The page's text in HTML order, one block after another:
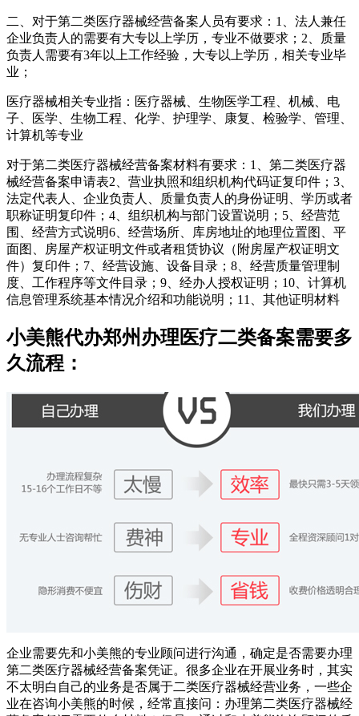
二、对于第二类医疗器械经营备案人员有要求：1、法人兼任
企业负责人的需要有大专以上学历，专业不做要求；2、质量
负责人需要有3年以上工作经验，大专以上学历，相关专业毕
业；
医疗器械相关专业指：医疗器械、生物医学工程、机械、电
子、医学、生物工程、化学、护理学、康复、检验学、管理、
计算机等专业
对于第二类医疗器械经营备案材料有要求：1、第二类医疗器
械经营备案申请表2、营业执照和组织机构代码证复印件；3、
法定代表人、企业负责人、质量负责人的身份证明、学历或者
职称证明复印件；4、组织机构与部门设置说明；5、经营范
围、经营方式说明6、经营场所、库房地址的地理位置图、平
面图、房屋产权证明文件或者租赁协议（附房屋产权证明文
件）复印件；7、经营设施、设备目录；8、经营质量管理制
度、工作程序等文件目录；9、经办人授权证明；10、计算机
信息管理系统基本情况介绍和功能说明；11、其他证明材料
小美熊代办郑州办理医疗二类备案需要多
久流程：
企业需要先和小美熊的专业顾问进行沟通，确定是否需要办理
第二类医疗器械经营备案凭证。很多企业在开展业务时，其实
不太明白自己的业务是否属于二类医疗器械经营业务，一些企
业在咨询小美熊的时候，经常直接问：办理第二类医疗器械经